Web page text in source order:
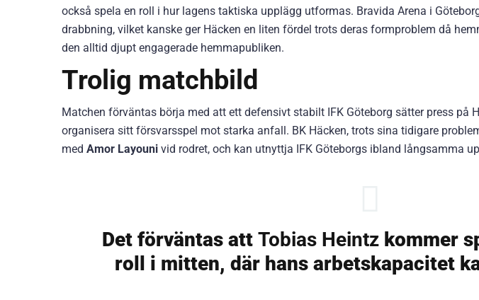
också spela en roll i hur lagens taktiska upplägg utformas. Bravida Arena i
drabbning, vilket kanske ger Häcken en liten fördel trots deras formproblem då
den alltid djupt engagerade hemmapubliken.
Trolig matchbild
Matchen förväntas börja med att ett defensivt stabilt IFK Göteborg sätter press på
organisera sitt försvarsspel mot starka anfall. BK Häcken, trots sina tidigare
med Amor Layouni vid rodret, och kan utnyttja IFK Göteborgs ibland långsamma
Det förväntas att Tobias Heintzkommer
roll i mitten, där hans arbetskapacitet